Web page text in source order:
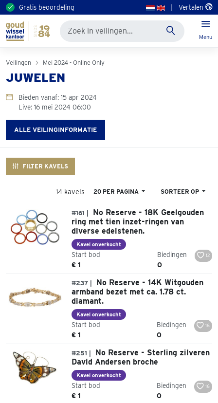
Gratis beoordeling Vertalen
Menu
Veilingen Mei 2024 - Online Only
JUWELEN
Bieden vanaf: 15 apr 2024
Live: 16 mei 2024 06:00
ALLE VEILINGINFORMATIE
FILTER KAVELS
14 kavels 20 PER PAGINA SORTEER OP
#161 |
No Reserve - 18K Geelgouden
ring met tien inzet-ringen van
diverse edelstenen.
Kavel onverkocht
Start bod
€ 1
Biedingen
0
12
#237 |
No Reserve - 14K Witgouden
armband bezet met ca. 1.78 ct.
diamant.
Kavel onverkocht
Start bod
€ 1
Biedingen
0
16
#251 |
No Reserve - Sterling zilveren
David Andersen broche
Kavel onverkocht
Start bod
€ 1
Biedingen
0
16